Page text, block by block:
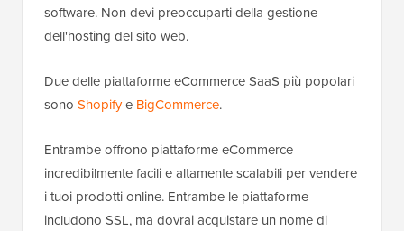
software. Non devi preoccuparti della gestione
dell'hosting del sito web.
Due delle piattaforme eCommerce SaaS più popolari
sono Shopifye BigCommerce.
Entrambe offrono piattaforme eCommerce
incredibilmente facili e altamente scalabili per vendere
i tuoi prodotti online. Entrambe le piattaforme
includono SSL, ma dovrai acquistare un nome di